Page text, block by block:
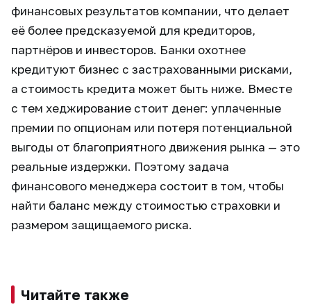
финансовых результатов компании, что делает
её более предсказуемой для кредиторов,
партнёров и инвесторов. Банки охотнее
кредитуют бизнес с застрахованными рисками,
а стоимость кредита может быть ниже. Вместе
с тем хеджирование стоит денег: уплаченные
премии по опционам или потеря потенциальной
выгоды от благоприятного движения рынка — это
реальные издержки. Поэтому задача
финансового менеджера состоит в том, чтобы
найти баланс между стоимостью страховки и
размером защищаемого риска.
Читайте также